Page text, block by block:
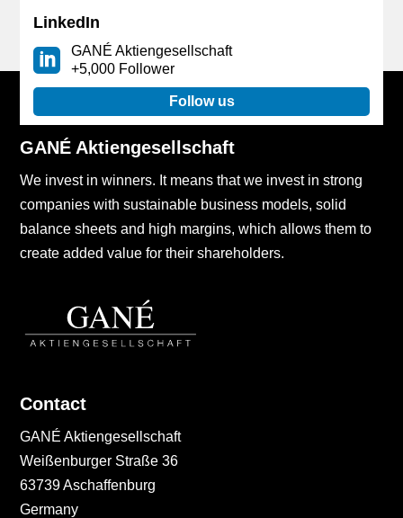
LinkedIn
GANÉ Aktiengesellschaft
+5,000 Follower
Follow us
GANÉ Aktiengesellschaft
We invest in winners. It means that we invest in strong
companies with sustainable business models, solid
balance sheets and high margins, which allows them to
create added value for their shareholders.
Contact
GANÉ Aktiengesellschaft
Weißenburger Straße 36
63739 Aschaffenburg
Germany